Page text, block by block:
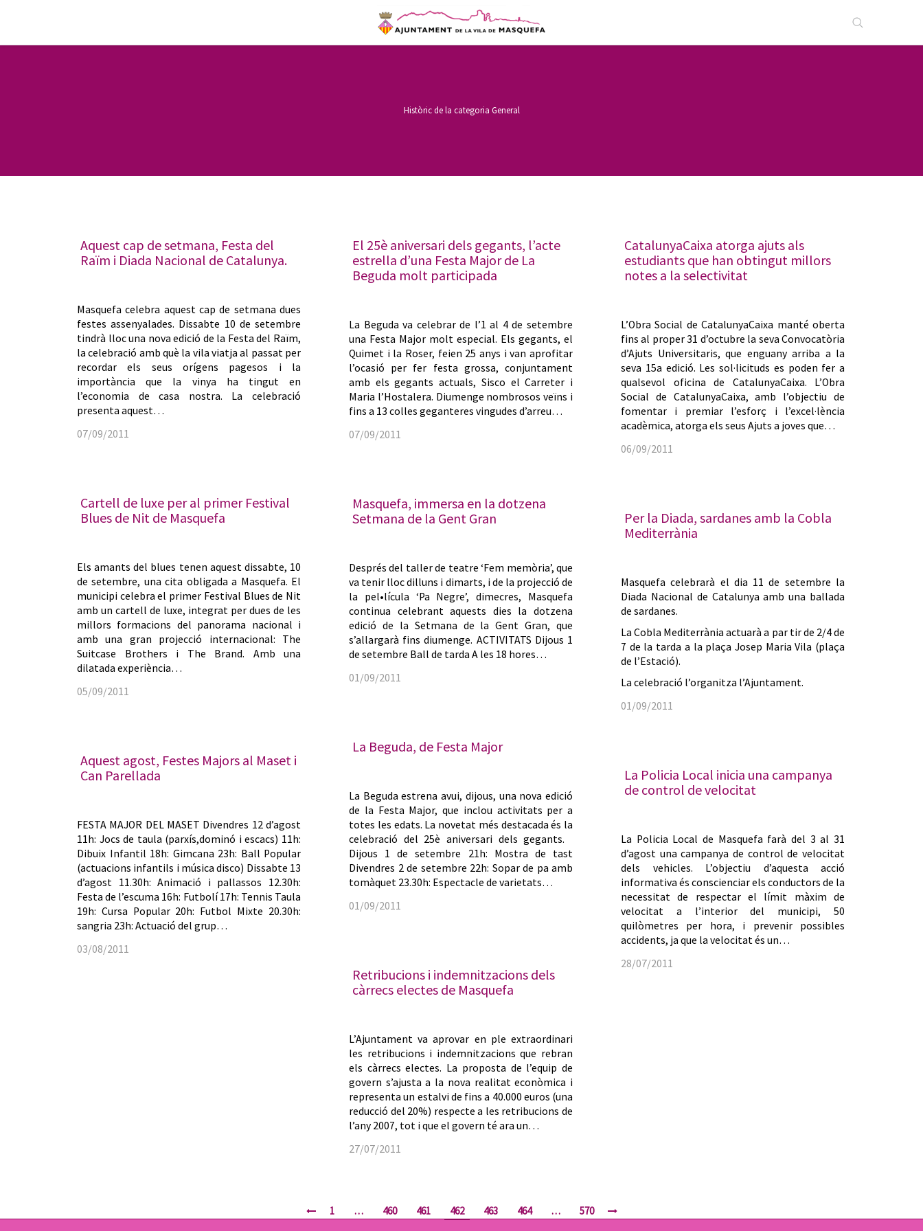
Històric de la categoria General
Aquest cap de setmana, Festa del
Raïm i Diada Nacional de Catalunya.
Masquefa celebra aquest cap de setmana dues
festes assenyalades. Dissabte 10 de setembre
tindrà lloc una nova edició de la Festa del Raïm,
la celebració amb què la vila viatja al passat per
recordar els seus orígens pagesos i la
importància que la vinya ha tingut en
l’economia de casa nostra. La celebració
presenta aquest…
07/09/2011
El 25è aniversari dels gegants, l’acte
estrella d’una Festa Major de La
Beguda molt participada
La Beguda va celebrar de l’1 al 4 de setembre
una Festa Major molt especial. Els gegants, el
Quimet i la Roser, feien 25 anys i van aprofitar
l’ocasió per fer festa grossa, conjuntament
amb els gegants actuals, Sisco el Carreter i
Maria l’Hostalera. Diumenge nombrosos veïns i
fins a 13 colles geganteres vingudes d’arreu…
07/09/2011
CatalunyaCaixa atorga ajuts als
estudiants que han obtingut millors
notes a la selectivitat
L’Obra Social de CatalunyaCaixa manté oberta
fins al proper 31 d’octubre la seva Convocatòria
d’Ajuts Universitaris, que enguany arriba a la
seva 15a edició. Les sol·licituds es poden fer a
qualsevol oficina de CatalunyaCaixa. L’Obra
Social de CatalunyaCaixa, amb l’objectiu de
fomentar i premiar l’esforç i l’excel·lència
acadèmica, atorga els seus Ajuts a joves que…
06/09/2011
Cartell de luxe per al primer Festival
Blues de Nit de Masquefa
Els amants del blues tenen aquest dissabte, 10
de setembre, una cita obligada a Masquefa. El
municipi celebra el primer Festival Blues de Nit
amb un cartell de luxe, integrat per dues de les
millors formacions del panorama nacional i
amb una gran projecció internacional: The
Suitcase Brothers i The Brand. Amb una
dilatada experiència…
05/09/2011
Masquefa, immersa en la dotzena
Setmana de la Gent Gran
Després del taller de teatre ‘Fem memòria’, que
va tenir lloc dilluns i dimarts, i de la projecció de
la pel•lícula ‘Pa Negre’, dimecres, Masquefa
continua celebrant aquests dies la dotzena
edició de la Setmana de la Gent Gran, que
s’allargarà fins diumenge. ACTIVITATS Dijous 1
de setembre Ball de tarda A les 18 hores…
01/09/2011
Per la Diada, sardanes amb la Cobla
Mediterrània
Masquefa celebrarà el dia 11 de setembre la
Diada Nacional de Catalunya amb una ballada
de sardanes.
La Cobla Mediterrània actuarà a par tir de 2/4 de
7 de la tarda a la plaça Josep Maria Vila (plaça
de l’Estació).
La celebració l’organitza l’Ajuntament.
01/09/2011
La Beguda, de Festa Major
La Beguda estrena avui, dijous, una nova edició
de la Festa Major, que inclou activitats per a
totes les edats. La novetat més destacada és la
celebració del 25è aniversari dels gegants.
Dijous 1 de setembre 21h: Mostra de tast
Divendres 2 de setembre 22h: Sopar de pa amb
tomàquet 23.30h: Espectacle de varietats…
01/09/2011
Aquest agost, Festes Majors al Maset i
Can Parellada
FESTA MAJOR DEL MASET Divendres 12 d’agost
11h: Jocs de taula (parxís,dominó i escacs) 11h:
Dibuix Infantil 18h: Gimcana 23h: Ball Popular
(actuacions infantils i música disco) Dissabte 13
d’agost 11.30h: Animació i pallassos 12.30h:
Festa de l’escuma 16h: Futbolí 17h: Tennis Taula
19h: Cursa Popular 20h: Futbol Mixte 20.30h:
sangria 23h: Actuació del grup…
03/08/2011
La Policia Local inicia una campanya
de control de velocitat
La Policia Local de Masquefa farà del 3 al 31
d’agost una campanya de control de velocitat
dels vehicles. L’objectiu d’aquesta acció
informativa és conscienciar els conductors de la
necessitat de respectar el límit màxim de
velocitat a l’interior del municipi, 50
quilòmetres per hora, i prevenir possibles
accidents, ja que la velocitat és un…
28/07/2011
Retribucions i indemnitzacions dels
càrrecs electes de Masquefa
L’Ajuntament va aprovar en ple extraordinari
les retribucions i indemnitzacions que rebran
els càrrecs electes. La proposta de l’equip de
govern s’ajusta a la nova realitat econòmica i
representa un estalvi de fins a 40.000 euros (una
reducció del 20%) respecte a les retribucions de
l’any 2007, tot i que el govern té ara un…
27/07/2011
1 … 460 461 462 463 464 … 570